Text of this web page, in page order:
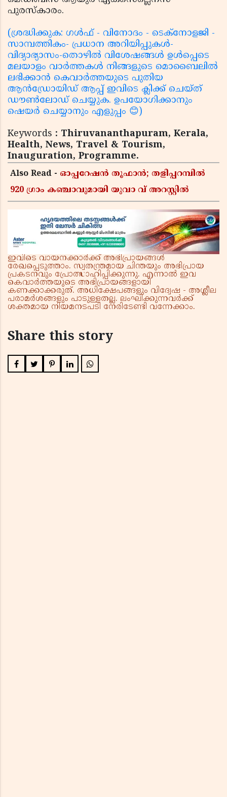
പുരസ്‌കാരം.
(ശ്രദ്ധിക്കുക: ഗൾഫ് - വിനോദം - ടെക്നോളജി -
സാമ്പത്തികം- പ്രധാന അറിയിപ്പുകൾ-
വിദ്യാഭ്യാസം-തൊഴിൽ വിശേഷങ്ങൾ ഉൾപ്പെടെ
മലയാളം വാർത്തകൾ നിങ്ങളുടെ മൊബൈലിൽ
ലഭിക്കാൻ കെവാർത്തയുടെ പുതിയ
ആൻഡ്രോയിഡ് ആപ്പ് ഇവിടെ ക്ലിക്ക് ചെയ്ത്
ഡൗൺലോഡ് ചെയ്യുക. ഉപയോഗിക്കാനും
ഷെയർ ചെയ്യാനും എളുപ്പം 😊)
Keywords : Thiruvananthapuram, Kerala,
Health, News, Travel & Tourism,
Inauguration, Programme.
Also Read - ഓപ്പറേഷൻ തൂഫാൻ; തളിപ്പറമ്പിൽ
920 ഗ്രാം കഞ്ചാവുമായി യുവാ വ് അറസ്റ്റിൽ
ഇവിടെ വായനക്കാർക്ക് അഭിപ്രായങ്ങൾ
രേഖപ്പെടുത്താം. സ്വതന്ത്രമായ ചിന്തയും അഭിപ്രായ
പ്രകടനവും പ്രോത്സാഹിപ്പിക്കുന്നു. എന്നാൽ ഇവ
കെവാർത്തയുടെ അഭിപ്രായങ്ങളായി
കണക്കാക്കരുത്. അധിക്ഷേപങ്ങളും വിദ്വേഷ - അശ്ലീല
പരാമർശങ്ങളും പാടുള്ളതല്ല. ലംഘിക്കുന്നവർക്ക്
ശക്തമായ നിയമനടപടി നേരിടേണ്ടി വന്നേക്കാം.
Share this story